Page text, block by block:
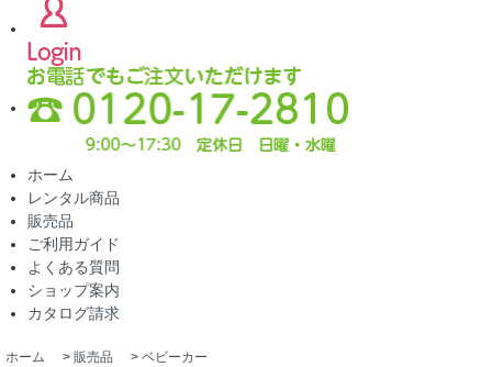
ホーム
レンタル商品
販売品
ご利用ガイド
よくある質問
ショップ案内
カタログ請求
ホーム > 販売品 > ベビーカー